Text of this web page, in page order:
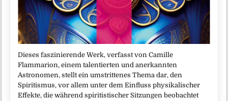
Dieses faszinierende Werk, verfasst von Camille
Flammarion, einem talentierten und anerkannten
Astronomen, stellt ein umstrittenes Thema dar, den
Spiritismus, vor allem unter dem Einfluss physikalischer
Effekte, die während spiritistischer Sitzungen beobachtet